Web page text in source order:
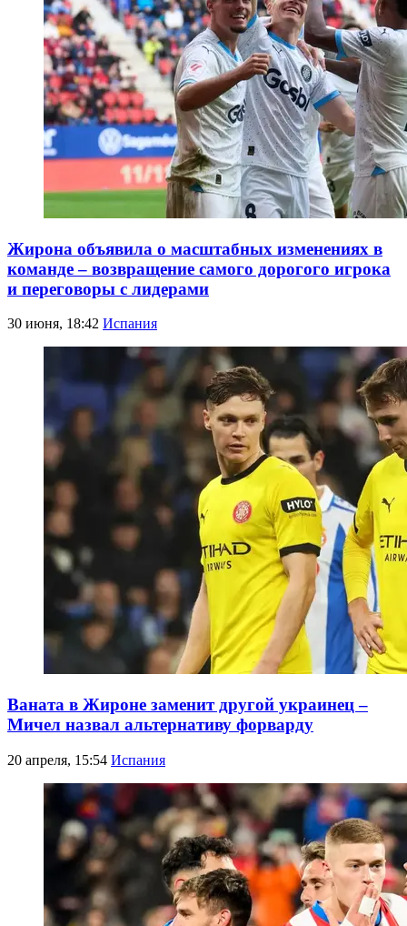
Жирона объявила о масштабных изменениях в
команде – возвращение самого дорогого игрока
и переговоры с лидерами
30 июня, 18:42 Испания
Ваната в Жироне заменит другой украинец –
Мичел назвал альтернативу форварду
20 апреля, 15:54 Испания